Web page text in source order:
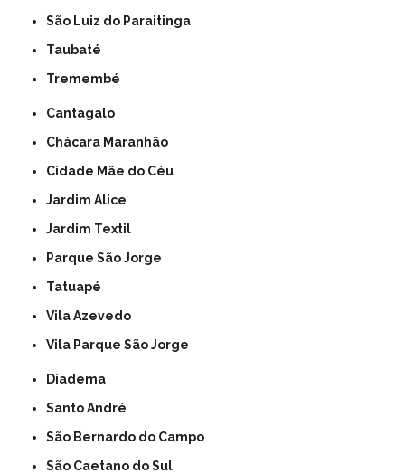
São Luiz do Paraitinga
Taubaté
Tremembé
Cantagalo
Chácara Maranhão
Cidade Mãe do Céu
Jardim Alice
Jardim Textil
Parque São Jorge
Tatuapé
Vila Azevedo
Vila Parque São Jorge
Diadema
Santo André
São Bernardo do Campo
São Caetano do Sul